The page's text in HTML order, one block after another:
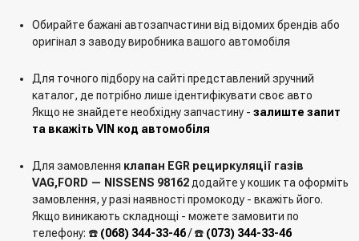
Обирайте бажані автозапчастини від відомих брендів або
оригінал з заводу виробника вашого автомобіля
Для точного підбору на сайті представлений зручний
каталог, де потрібно лише ідентифікувати своє авто
Якщо не знайдете необхідну запчастину - залиште запит
та вкажіть VIN код автомобіля
Для замовлення клапан EGR рециркуляції газів
VAG,FORD — NISSENS 98162додайте у кошик та оформіть
замовлення, у разі наявності промокоду - вкажіть його.
Якщо виникають складнощі - можете замовити по
телефону: ☎️ (068) 344-33-46/ ☎️ (073) 344-33-46